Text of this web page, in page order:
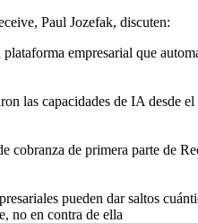
Paul Jozefak, discuten:
empresarial que
las capacidades de IA desde
cobranza de primera parte de
pueden dar saltos
no en contra de ella